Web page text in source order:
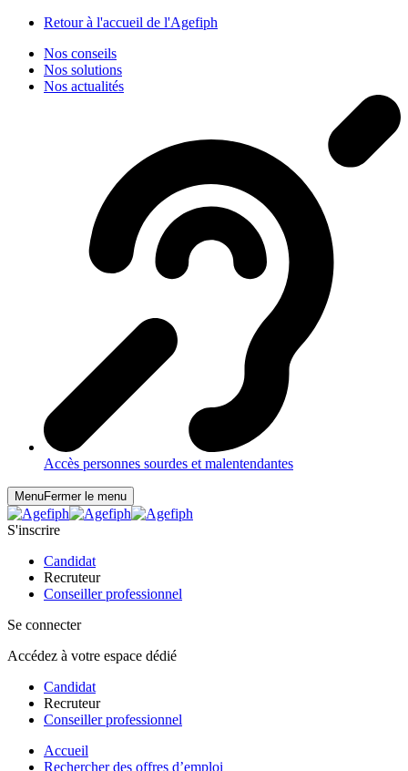
Retour à l'accueil de l'Agefiph
Nos conseils
Nos solutions
Nos actualités
Accès personnes sourdes et malentendantes
MenuFermer le menu
S'inscrire
Candidat
Recruteur
Conseiller professionnel
Se connecter
Accédez à votre espace dédié
Candidat
Recruteur
Conseiller professionnel
Accueil
Rechercher des offres d’emploi